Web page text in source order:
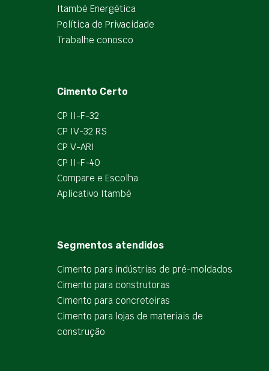
Itambé Energética
Política de Privacidade
Trabalhe conosco
Cimento Certo
CP II-F-32
CP IV-32 RS
CP V-ARI
CP II-F-40
Compare e Escolha
Aplicativo Itambé
Segmentos atendidos
Cimento para indústrias de pré-moldados
Cimento para construtoras
Cimento para concreteiras
Cimento para lojas de materiais de
construção